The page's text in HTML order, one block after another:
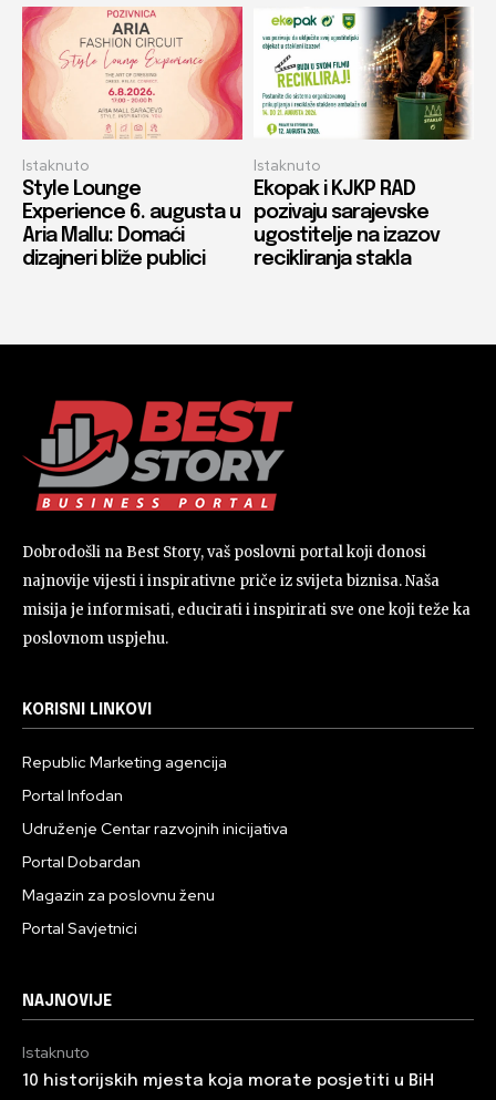
Istaknuto
Style Lounge
Experience 6. augusta u
Aria Mallu: Domaći
dizajneri bliže publici
Istaknuto
Ekopak i KJKP RAD
pozivaju sarajevske
ugostitelje na izazov
recikliranja stakla
Dobrodošli na Best Story, vaš poslovni portal koji donosi
najnovije vijesti i inspirativne priče iz svijeta biznisa. Naša
misija je informisati, educirati i inspirirati sve one koji teže ka
poslovnom uspjehu.
KORISNI LINKOVI
Republic Marketing agencija
Portal Infodan
Udruženje Centar razvojnih inicijativa
Portal Dobardan
Magazin za poslovnu ženu
Portal Savjetnici
NAJNOVIJE
Istaknuto
10 historijskih mjesta koja morate posjetiti u BiH